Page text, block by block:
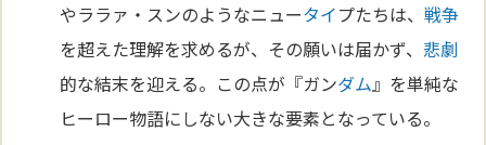
やララァ・スンのようなニュータイプたちは、戦争
を超えた理解を求めるが、その願いは届かず、悲劇
的な結末を迎える。この点が『ガンダム』を単純な
ヒーロー物語にしない大きな要素となっている。